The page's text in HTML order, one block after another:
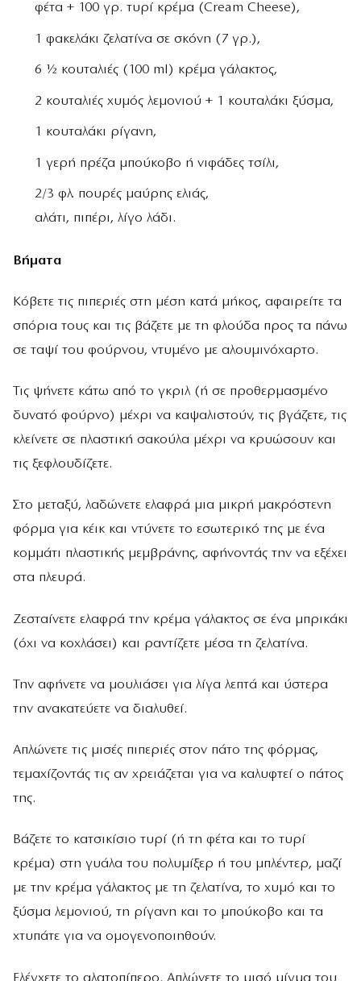
φέτα + 100 γρ. τυρί κρέµα (Cream Cheese),
1 φακελάκι ζελατίνα σε σκόνη (7 γρ.),
6 ½ κουταλιές (100 ml) κρέµα γάλακτος,
2 κουταλιές χυµός λεµονιού + 1 κουταλάκι ξύσµα,
1 κουταλάκι ρίγανη,
1 γερή πρέζα µπούκοβο ή νιφάδες τσίλι,
2/3 φλ. πουρές µαύρης ελιάς,
αλάτι, πιπέρι, λίγο λάδι.
Βήματα
Κόβετε τις πιπεριές στη µέση κατά µήκος, αφαιρείτε τα
σπόρια τους και τις βάζετε µε τη φλούδα προς τα πάνω
σε ταψί του φούρνου, ντυµένο µε αλουµινόχαρτο.
Τις ψήνετε κάτω από το γκριλ (ή σε προθερµασµένο
δυνατό φούρνο) µέχρι να καψαλιστούν, τις βγάζετε, τις
κλείνετε σε πλαστική σακούλα µέχρι να κρυώσουν και
τις ξεφλουδίζετε.
Στο µεταξύ, λαδώνετε ελαφρά µια µικρή µακρόστενη
φόρµα για κέικ και ντύνετε το εσωτερικό της µε ένα
κοµµάτι πλαστικής µεµβράνης, αφήνοντάς την να εξέχει
στα πλευρά.
Ζεσταίνετε ελαφρά την κρέµα γάλακτος σε ένα µπρικάκι
(όχι να κοχλάσει) και ραντίζετε µέσα τη ζελατίνα.
Την αφήνετε να µουλιάσει για λίγα λεπτά και ύστερα
την ανακατεύετε να διαλυθεί.
Απλώνετε τις µισές πιπεριές στον πάτο της φόρµας,
τεµαχίζοντάς τις αν χρειάζεται για να καλυφτεί ο πάτος
της.
Βάζετε το κατσικίσιο τυρί (ή τη φέτα και το τυρί
κρέµα) στη γυάλα του πολυµίξερ ή του µπλέντερ, µαζί
µε την κρέµα γάλακτος µε τη ζελατίνα, το χυµό και το
ξύσµα λεµονιού, τη ρίγανη και το µπούκοβο και τα
χτυπάτε για να οµογενοποιηθούν.
Ελέγχετε το αλατοπίπερο. Απλώνετε το µισό µίγµα του